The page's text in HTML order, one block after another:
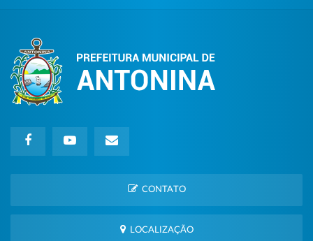
CONTATO
LOCALIZAÇÃO